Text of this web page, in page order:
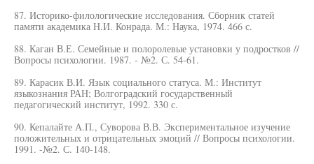
87. Историко-филологические исследования. Сборник статей
памяти академика Н.И. Конрада. М.: Наука, 1974. 466 с.
88. Каган В.Е. Семейные и полоролевые установки у подростков //
Вопросы психологии. 1987. - №2. С. 54-61.
89. Карасик В.И. Язык социального статуса. М.: Институт
языкознания РАН; Волгоградский государственный
педагогический институт, 1992. 330 с.
90. Кепалайте А.П., Суворова В.В. Экспериментальное изучение
положительных и отрицательных эмоций // Вопросы психологии.
1991. -№2. С. 140-148.